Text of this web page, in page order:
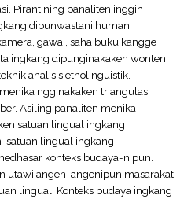
Pirantining panaliten inggih
dipunwastani human
gawai, saha buku kangge
ingkang dipunginakaken wonten
analisis etnolinguistik.
ngginakaken triangulasi
Asiling panaliten menika
satuan lingual ingkang
satuan lingual ingkang
konteks budaya-nipun.
utawi angen-angenipun masarakat
lingual. Konteks budaya ingkang